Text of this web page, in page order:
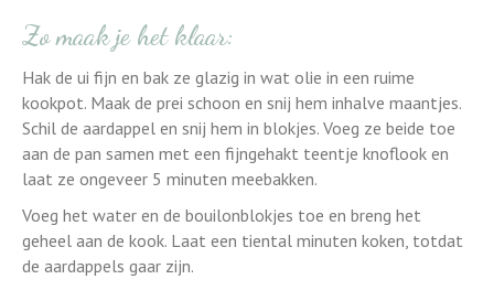
Zo maak je het klaar:
Hak de ui fijn en bak ze glazig in wat olie in een ruime
kookpot. Maak de prei schoon en snij hem inhalve maantjes.
Schil de aardappel en snij hem in blokjes. Voeg ze beide toe
aan de pan samen met een fijngehakt teentje knoflook en
laat ze ongeveer 5 minuten meebakken.
Voeg het water en de bouilonblokjes toe en breng het
geheel aan de kook. Laat een tiental minuten koken, totdat
de aardappels gaar zijn.